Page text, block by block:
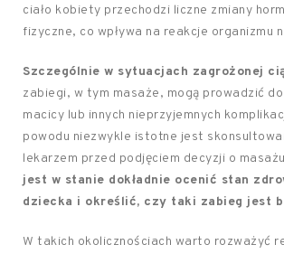
ciało kobiety przechodzi liczne zmiany
fizyczne, co wpływa na reakcje organizmu
Szczególnie w sytuacjach zagrożonej
zabiegi, w tym masaże, mogą prowadzić
macicy lub innych nieprzyjemnych
powodu niezwykle istotne jest
lekarzem przed podjęciem decyzji o
jest w stanie dokładnie ocenić stan
dziecka i określić, czy taki zabieg jest
W takich okolicznościach warto rozważyć